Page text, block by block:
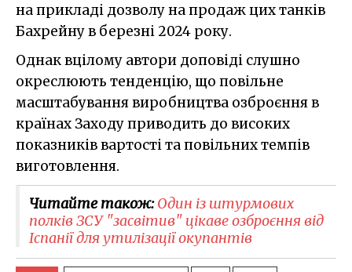
на прикладі дозволу на продаж цих танків
Бахрейну в березні 2024 року.
Однак вцілому автори доповіді слушно
окреслюють тенденцію, що повільне
масштабування виробництва озброєння в
країнах Заходу приводить до високих
показників вартості та повільних темпів
виготовлення.
Читайте також:Один із штурмових
полків ЗСУ "засвітив" цікаве озброєння від
Іспанії для утилізації окупантів